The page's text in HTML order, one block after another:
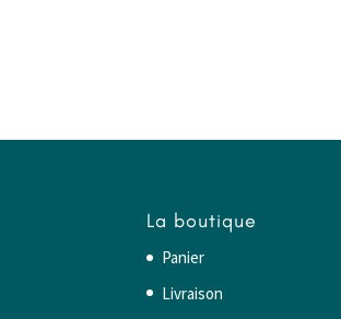
La boutique
Panier
Livraison